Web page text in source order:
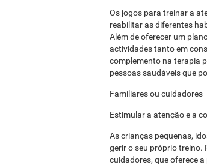
Os jogos para treinar a
reabilitar as diferentes
Além de oferecer um
actividades tanto em
complemento na terapia
pessoas saudáveis ​​que
Familiares ou cuidadores
Estimular a atenção e a
As crianças pequenas,
gerir o seu próprio treino.
cuidadores, que oferece